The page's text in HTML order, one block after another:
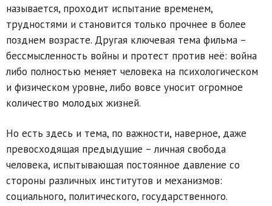
называется, проходит испытание временем,
трудностями и становится только прочнее в более
позднем возрасте. Другая ключевая тема фильма –
бессмысленность войны и протест против неё: война
либо полностью меняет человека на психологическом
и физическом уровне, либо вовсе уносит огромное
количество молодых жизней.
Но есть здесь и тема, по важности, наверное, даже
превосходящая предыдущие – личная свобода
человека, испытывающая постоянное давление со
стороны различных институтов и механизмов:
социального, политического, государственного.